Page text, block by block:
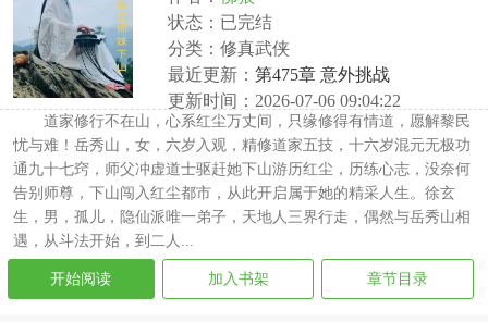
状态：已完结
分类：修真武侠
最近更新： 第475章 意外挑战
更新时间：2026-07-06 09:04:22
道家修行不在山，心系红尘万丈间，只缘修得有情道，愿解黎民
忧与难！岳秀山，女，六岁入观，精修道家五技，十六岁混元无极功
通九十七窍，师父冲虚道士驱赶她下山游历红尘，历练心志，没奈何
告别师尊，下山闯入红尘都市，从此开启属于她的精采人生。徐玄
生，男，孤儿，隐仙派唯一弟子，天地人三界行走，偶然与岳秀山相
遇，从斗法开始，到二人...
开始阅读 加入书架 章节目录